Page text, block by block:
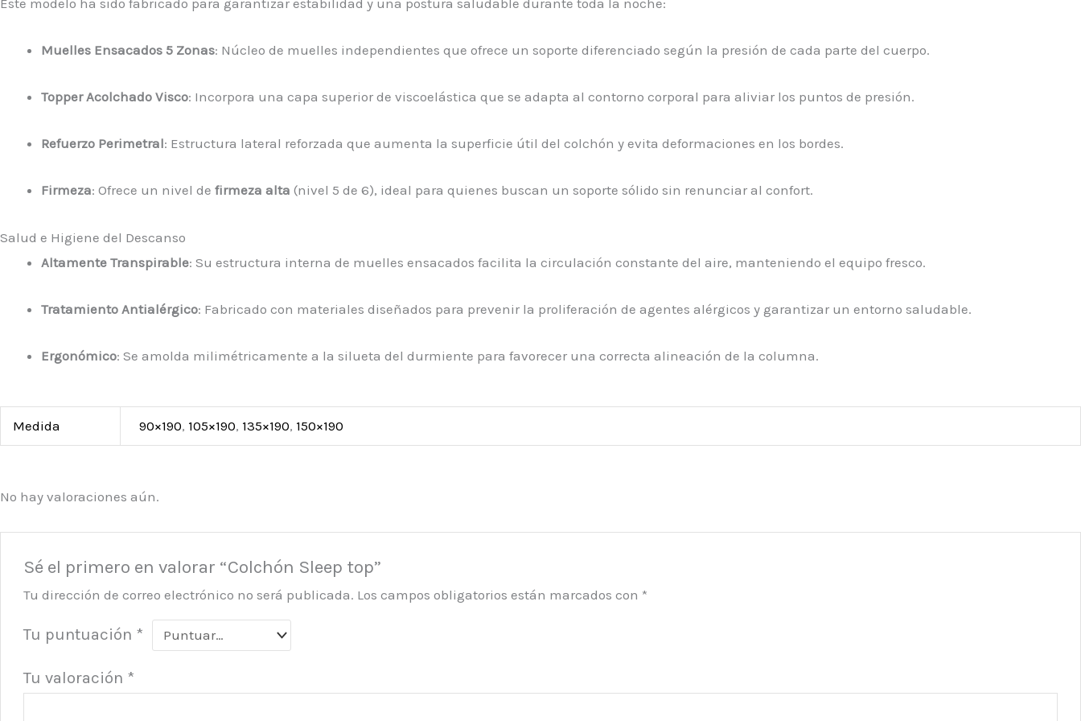
Muelles Ensacados 5 Zonas: Núcleo de muelles independientes que ofrece un soporte diferenciado según la presión de cada parte del cuerpo.
Topper Acolchado Visco: Incorpora una capa superior de viscoelástica que se adapta al contorno corporal para aliviar los puntos de presión.
Refuerzo Perimetral: Estructura lateral reforzada que aumenta la superficie útil del colchón y evita deformaciones en los bordes.
Firmeza: Ofrece un nivel de firmeza alta (nivel 5 de 6), ideal para quienes buscan un soporte sólido sin renunciar al confort.
Salud e Higiene del Descanso
Altamente Transpirable: Su estructura interna de muelles ensacados facilita la circulación constante del aire, manteniendo el equipo fresco.
Tratamiento Antialérgico: Fabricado con materiales diseñados para prevenir la proliferación de agentes alérgicos y garantizar un entorno saludable.
Ergonómico: Se amolda milimétricamente a la silueta del durmiente para favorecer una correcta alineación de la columna.
Medida 90×190, 105×190, 135×190, 150×190
No hay valoraciones aún.
Sé el primero en valorar “Colchón Sleep top”
Tu dirección de correo electrónico no será publicada. Los campos obligatorios están marcados con *
Tu puntuación *
Tu valoración *